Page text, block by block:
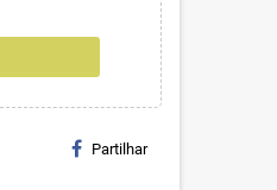
Partilhar